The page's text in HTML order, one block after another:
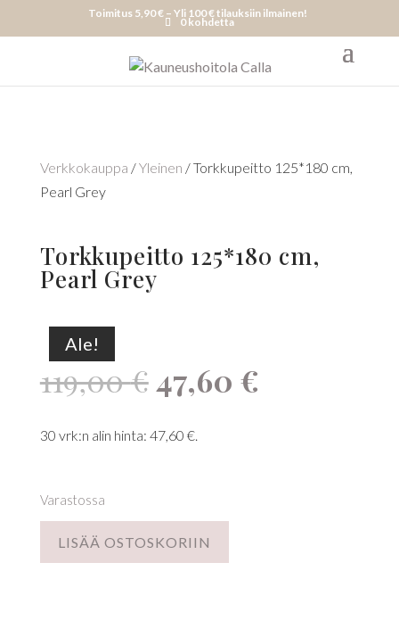
Toimitus 5,90 € – Yli 100 € tilauksiin ilmainen!
0 kohdetta
Verkkokauppa /Yleinen / Torkkupeitto 125*180 cm,
Pearl Grey
Torkkupeitto 125*180 cm,
Pearl Grey
Ale!
119,00€ Alkuperäinen
hinta
oli:
119,00 €.
47,60 €
30 vrk:n alin hinta: 47,60 €.
Varastossa
LISÄÄ OSTOSKORIIN